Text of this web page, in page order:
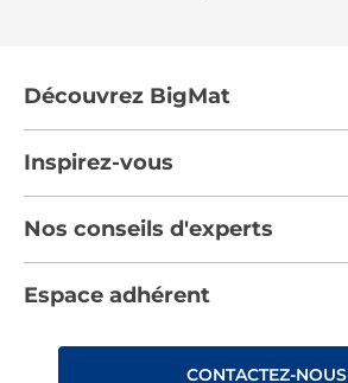
Découvrez BigMat
Devenez adhérent
Les Bâtisseurs du Sport
Inspirez-vous
Nos catalogues
Rencontres
Nos conseils d'experts
Espace adhérent
CONTACTEZ-NOUS